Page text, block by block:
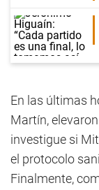
En las últimas
Martín,
investigue si
el protocolo
Finalmente,